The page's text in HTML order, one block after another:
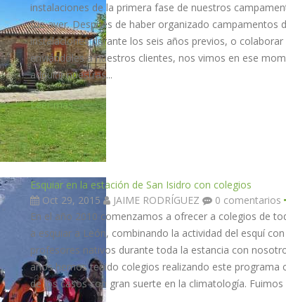
instalaciones de la primera fase de nuestros
fue ayer. Después de haber organizado campamentos
instalaciones durante los seis años previos, o
enviándoles a nuestros clientes, nos vimos en ese
adquirir nuestras...
Leer más
Esquiar en la estación de San Isidro con colegios
Oct 29, 2015
JAIME RODRÍGUEZ 0 comentarios
En el año 2010 comenzamos a ofrecer a colegios de
a esquiar a León, combinando la actividad del esquí
profesores nativos durante toda la estancia con
años hemos tenido colegios realizando este programa
de los casos con gran suerte en la climatología. Fuimos